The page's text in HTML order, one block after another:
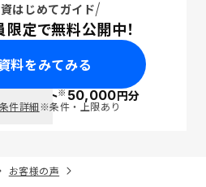
はじめてガイド
定で無料公開中！
料をみてみる
ポイント※50,000円分
件詳細※条件・上限あり
お客様の声